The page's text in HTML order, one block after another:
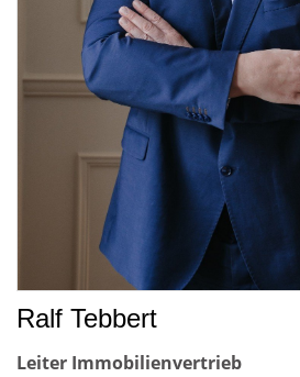
Ralf Tebbert
Leiter Immobilienvertrieb